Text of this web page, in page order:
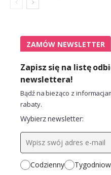
ZAMÓW NEWSLETTER
Zapisz się na listę
newslettera!
Bądź na bieżąco z
rabaty.
Wybierz newsletter:
Codzienny